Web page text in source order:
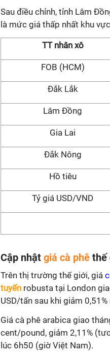
Sau điều chỉnh, tỉnh Lâm
là mức giá thấp nhất khu
TT nhân xô
FOB (HCM)
Đắk Lắk
Lâm Đồng
Gia Lai
Đắk Nông
Hồ tiêu
Tỷ giá USD/VND
Cập nhật giá cà phê thế
Trên thị trường thế giới, giá
tuyến robusta tại London
USD/tấn sau khi giảm
Giá cà phê arabica giao
cent/pound, giảm 2,11%
lúc 6h50 (giờ Việt Nam).